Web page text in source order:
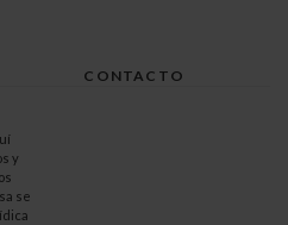
CONTACTO
y
se